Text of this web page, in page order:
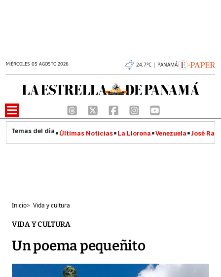
MIÉRCOLES 05 AGOSTO 2026 24.7°C | PANAMÁ
Últimas Noticias La Llorona Venezuela José
Inicio> Vida y cultura
VIDA Y CULTURA
Un poema pequeñito